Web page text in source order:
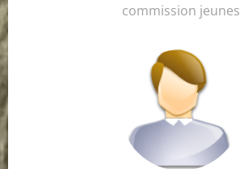
commission jeunes